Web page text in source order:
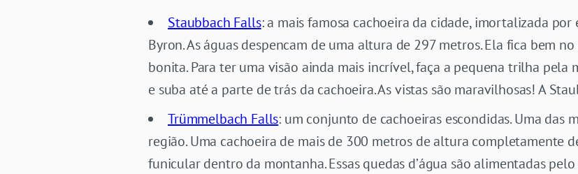
Staubbach Falls: a mais famosa cachoeira da cidade, imortalizada por
Byron. As águas despencam de uma altura de 297 metros. Ela fica bem
bonita. Para ter uma visão ainda mais incrível, faça a pequena trilha
e suba até a parte de trás da cachoeira. As vistas são maravilhosas! A
Trümmelbach Falls: um conjunto de cachoeiras escondidas. Uma das
região. Uma cachoeira de mais de 300 metros de altura completamente
funicular dentro da montanha. Essas quedas d’água são alimentadas